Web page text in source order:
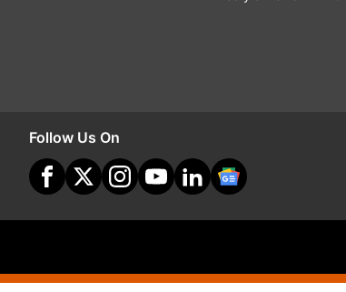
Follow Us On
Site Map